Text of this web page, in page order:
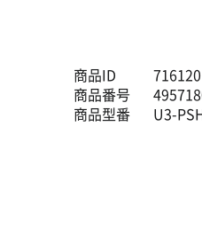
商品ID
716120
商品番号
商品型番
U3-